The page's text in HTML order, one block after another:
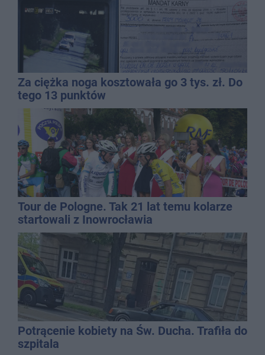
Za ciężka noga kosztowała go 3 tys. zł. Do
tego 13 punktów
Tour de Pologne. Tak 21 lat temu kolarze
startowali z Inowrocławia
Potrącenie kobiety na Św. Ducha. Trafiła do
szpitala